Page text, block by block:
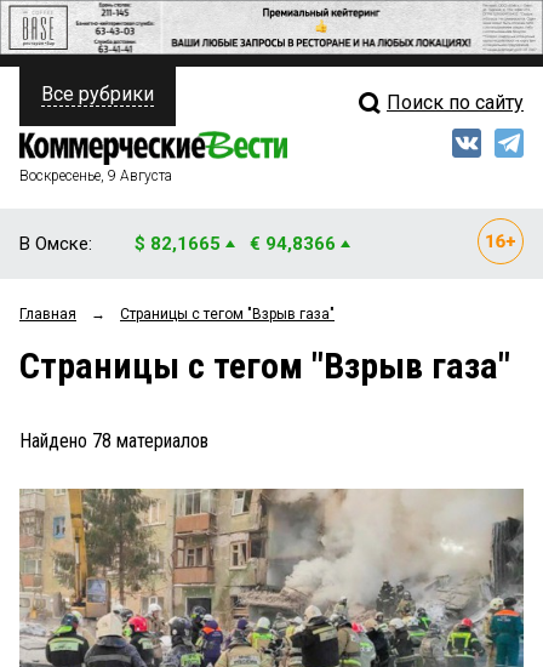
ПОЛИТИКА
ФИНАНСЫ
ОБЩЕСТВО
ЗАКОН
НОВОСТИ КОМПАНИЙ
ПРОИСШЕСТВИЯ
СТИЛЬ ЖИЗНИ
Свежий выпуск
Мнения
Рейтинги
Все рубрики Поиск по сайту
Воскресенье, 9 Августа
В Омске: $ 82,1665 € 94,8366
Главная → Страницы c тегом "Взрыв газа"
Страницы c тегом "Взрыв газа"
Найдено 78 материалов